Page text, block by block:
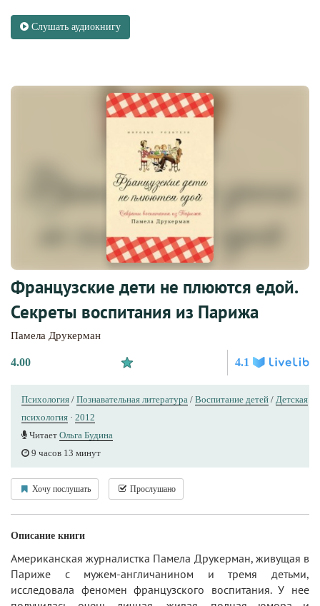
Слушать аудиокнигу
Французские дети не плюются едой.
Секреты воспитания из Парижа
Памела Друкерман
4.00 4.1
Психология / Познавательная литература / Воспитание детей / Детская
психология · 2012
Читает Ольга Будина
9 часов 13 минут
Хочу послушать Прослушано
Описание книги
Американская журналистка Памела Друкерман, живущая в
Париже с мужем-англичанином и тремя детьми,
исследовала феномен французского воспитания. У нее